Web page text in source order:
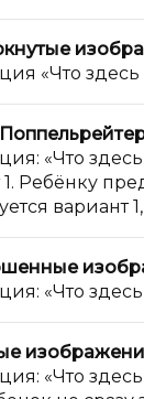
«Что
«Что
Ребёнку
вариант
«Что
«Что